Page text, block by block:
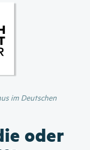
im Deutschen
oder